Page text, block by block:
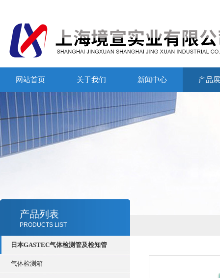
网站首页 关于我们 新闻中心 产品
产品列表
PRODUCTS LIST
日本GASTEC气体检测管及检知管
气体检测箱